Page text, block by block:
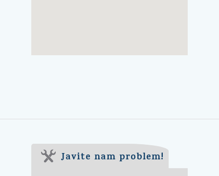
Javite nam problem!